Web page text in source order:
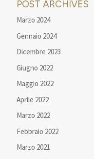
POST ARCHIVES
Marzo 2024
Gennaio 2024
Dicembre 2023
Giugno 2022
Maggio 2022
Aprile 2022
Marzo 2022
Febbraio 2022
Marzo 2021